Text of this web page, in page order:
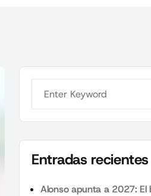
Entradas recientes
Alonso apunta a 2027: El